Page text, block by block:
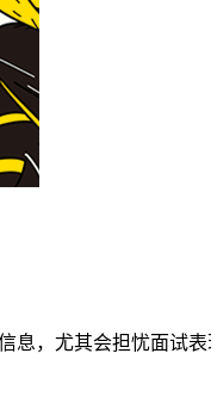
，尤其会担忧面试表